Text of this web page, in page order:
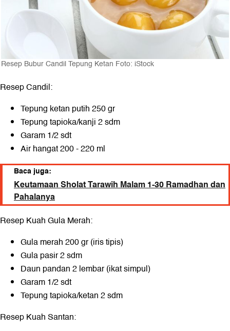
Resep Bubur Candil Tepung Ketan Foto: iStock
Resep Candil:
Tepung ketan putih 250 gr
Tepung tapioka/kanji 2 sdm
Garam 1/2 sdt
Air hangat 200 - 220 ml
Baca juga:
Keutamaan Sholat Tarawih Malam 1-30 Ramadhan dan
Pahalanya
Resep Kuah Gula Merah:
Gula merah 200 gr (iris tipis)
Gula pasir 2 sdm
Daun pandan 2 lembar (ikat simpul)
Garam 1/2 sdt
Tepung tapioka/ketan 2 sdm
Resep Kuah Santan: